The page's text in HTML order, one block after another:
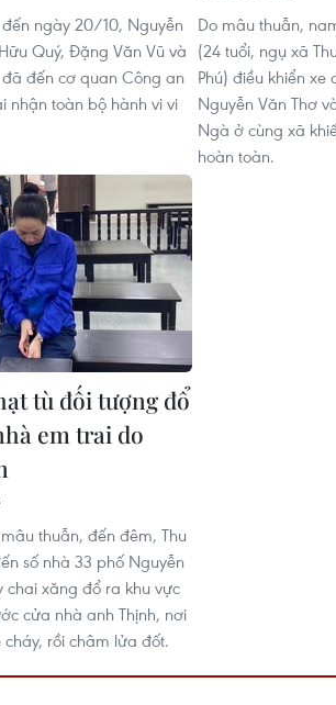
ngày 20/10, Nguyễn
Quý, Đặng Văn Vũ và
đến cơ quan Công an
nhận toàn bộ hành vi vi
Do mâu thuẫn,
(24 tuổi, ngụ xã
Phú) điều khiển xe
Nguyễn Văn Thơ
Ngà ở cùng xã
hoàn toàn.
tù đối tượng đổ
em trai do
thuẫn, đến đêm, Thu
số nhà 33 phố Nguyễn
chai xăng đổ ra khu vực
cửa nhà anh Thịnh, nơi
rồi châm lửa đốt.